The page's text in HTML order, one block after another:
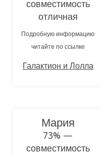
совместимость
отличная
Подробную информацию
читайте по ссылке
Галактион и Лолла
Мария
73% —
совместимость